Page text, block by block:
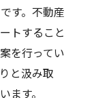
す。不動産
トすること
を行ってい
と汲み取
ます。